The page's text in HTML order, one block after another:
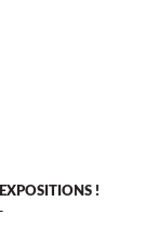
EXPOSITIONS !